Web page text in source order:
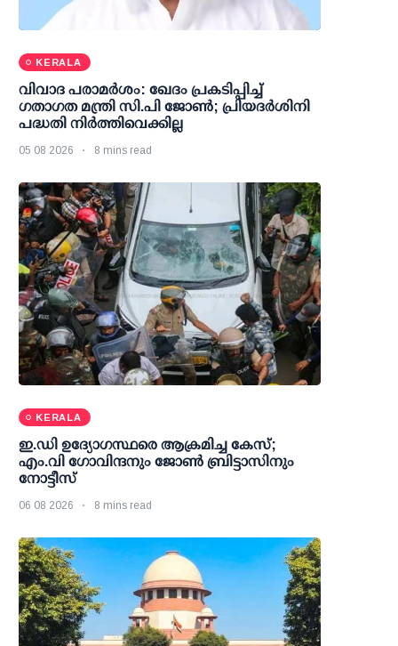
KERALA
വിവാദ പരാമര്‍ശം: ഖേദം പ്രകടിപ്പിച്ച്
ഗതാഗത മന്ത്രി സി.പി ജോണ്‍; പ്രിയദര്‍ശിനി
പദ്ധതി നിര്‍ത്തിവെക്കില്ല
05 08 2026 8 mins read
KERALA
ഇ.ഡി ഉദ്യോഗസ്ഥരെ ആക്രമിച്ച കേസ്;
എം.വി ഗോവിന്ദനും ജോണ്‍ ബ്രിട്ടാസിനും
നോട്ടീസ്
06 08 2026 8 mins read